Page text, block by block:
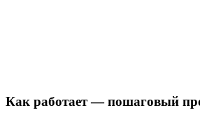
Как работает — пошаговый